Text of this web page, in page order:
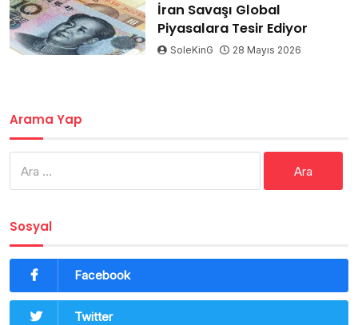
İran Savaşı Global
Piyasalara Tesir Ediyor
SoleKinG 28 Mayıs 2026
Arama Yap
Sosyal
Facebook
Twitter